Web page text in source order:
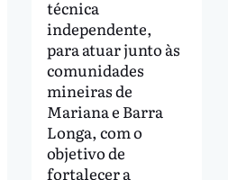
técnica
independente,
para atuar junto às
comunidades
mineiras de
Mariana e Barra
Longa, com o
objetivo de
fortalecer a